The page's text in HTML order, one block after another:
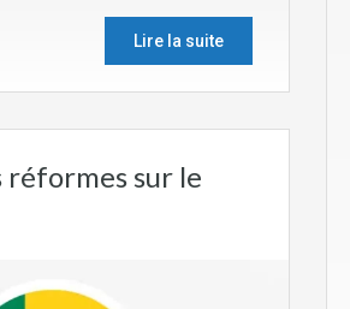
Lire la suite
sur le